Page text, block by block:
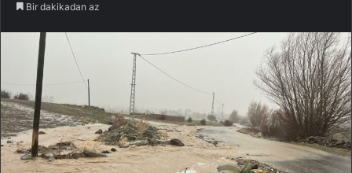
Bir dakikadan az